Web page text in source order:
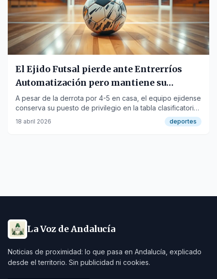
El Ejido Futsal pierde ante Entrerríos
Automatización pero mantiene su
posición
A pesar de la derrota por 4-5 en casa, el equipo ejidense
conserva su puesto de privilegio en la tabla clasificatoria
de Segunda División.
18 abril 2026 deportes
La Voz de Andalucía
Noticias de proximidad: lo que pasa en Andalucía, explicado
desde el territorio. Sin publicidad ni cookies.